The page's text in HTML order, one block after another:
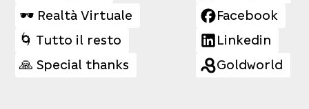
🕶️ Realtà Virtuale
🌀 Tutto il resto
🙏 Special thanks
Facebook
Linkedin
Goldworld